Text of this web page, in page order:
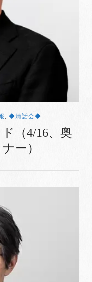
, ◆清話会◆
（4/16、奥
ー）